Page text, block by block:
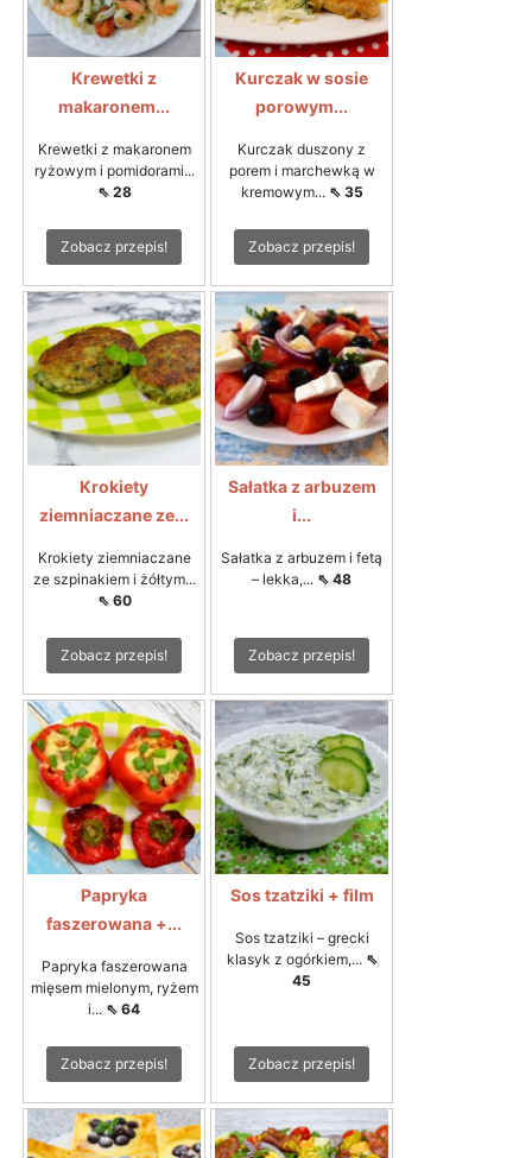
Krewetki z
makaronem...
Krewetki z makaronem
ryżowym i pomidorami...
⇖ 28
Zobacz przepis!
Kurczak w sosie
porowym...
Kurczak duszony z
porem i marchewką w
kremowym... ⇖ 35
Zobacz przepis!
Krokiety
ziemniaczane ze...
Krokiety ziemniaczane
ze szpinakiem i żółtym...
⇖ 60
Zobacz przepis!
Sałatka z arbuzem
i...
Sałatka z arbuzem i fetą
– lekka,... ⇖ 48
Zobacz przepis!
Papryka
faszerowana +...
Papryka faszerowana
mięsem mielonym, ryżem
i... ⇖ 64
Zobacz przepis!
Sos tzatziki + film
Sos tzatziki – grecki
klasyk z ogórkiem,... ⇖
45
Zobacz przepis!